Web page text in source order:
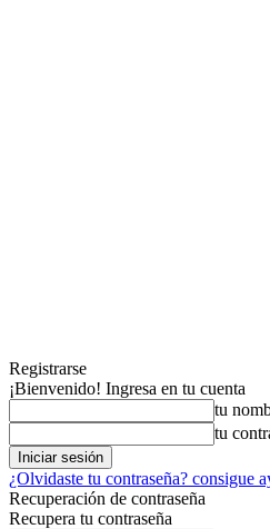
Registrarse
¡Bienvenido! Ingresa en tu cuenta
tu
tu
¿Olvidaste tu contraseña? consigue
Recuperación de contraseña
Recupera tu contraseña